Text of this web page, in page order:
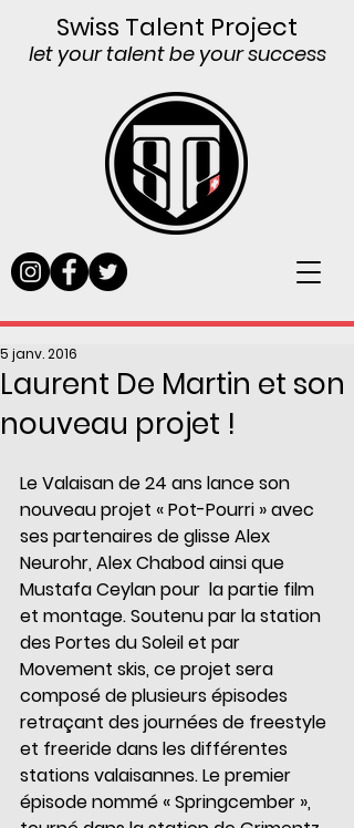
Swiss Talent Project
let your talent be your success
Laurent De Martin et son
nouveau projet !
5 janv. 2016
Le Valaisan de 24 ans lance son
nouveau projet « Pot-Pourri » avec
ses partenaires de glisse Alex
Neurohr, Alex Chabod ainsi que
Mustafa Ceylan pour  la partie film
et montage. Soutenu par la station
des Portes du Soleil et par
Movement skis, ce projet sera
composé de plusieurs épisodes
retraçant des journées de freestyle
et freeride dans les différentes
stations valaisannes. Le premier
épisode nommé « Springcember »,